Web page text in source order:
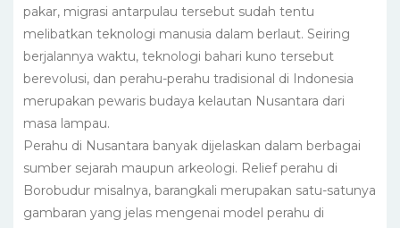
pakar, migrasi antarpulau tersebut sudah tentu
melibatkan teknologi manusia dalam berlaut. Seiring
berjalannya waktu, teknologi bahari kuno tersebut
berevolusi, dan perahu-perahu tradisional di Indonesia
merupakan pewaris budaya kelautan Nusantara dari
masa lampau.
Perahu di Nusantara banyak dijelaskan dalam berbagai
sumber sejarah maupun arkeologi. Relief perahu di
Borobudur misalnya, barangkali merupakan satu-satunya
gambaran yang jelas mengenai model perahu di